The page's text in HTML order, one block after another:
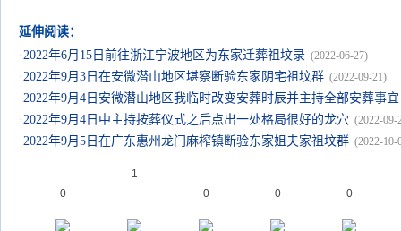
延伸阅读：
·2022年6月15日前往浙江宁波地区为东家迁葬祖坟录 (2022-06-27)
·2022年9月3日在安微潜山地区堪察断验东家阴宅祖坟群 (2022-09-21)
·2022年9月4日安微潜山地区我临时改变安葬时辰并主持全部安葬事宜
·2022年9月4日中主持按葬仪式之后点出一处格局很好的龙穴 (2022-09-
·2022年9月5日在广东惠州龙门麻榨镇断验东家姐夫家祖坟群 (2022-10-
0
1
0 0 0